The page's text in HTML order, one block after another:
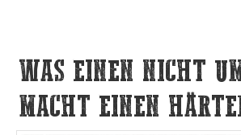
WAS EINEN NICHT
MACHT EINEN